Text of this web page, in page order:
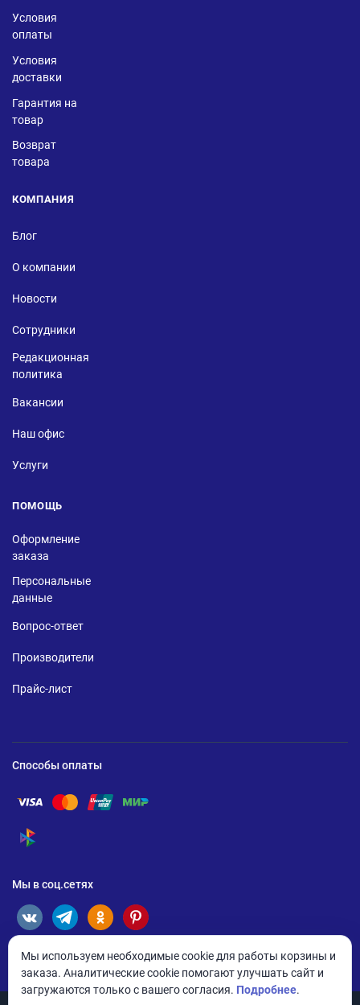
Условия
оплаты
Условия
доставки
Гарантия на
товар
Возврат
товара
КОМПАНИЯ
Блог
О компании
Новости
Сотрудники
Редакционная
политика
Вакансии
Наш офис
Услуги
ПОМОЩЬ
Оформление
заказа
Персональные
данные
Вопрос-ответ
Производители
Прайс-лист
Способы оплаты
Помощь по оплате Visa
Помощь по оплате Mastercard
Помощь по оплате UnionPay
Помощь по оплате Мир
Помощь по оплате СБП
Мы в соц.сетях
Мы используем необходимые cookie для работы корзины и
заказа. Аналитические cookie помогают улучшать сайт и
загружаются только с вашего согласия. Подробнее.